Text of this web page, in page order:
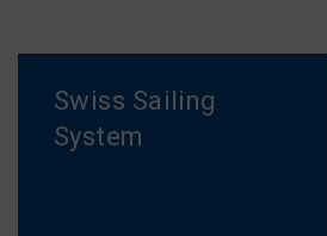
Swiss Sailing
System